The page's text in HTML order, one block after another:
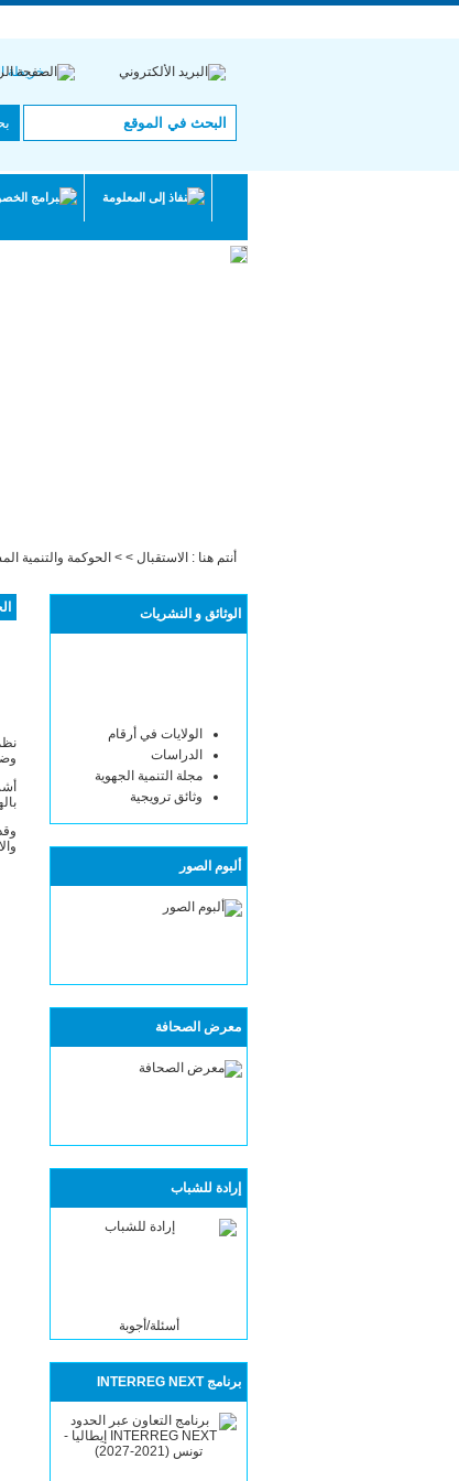
خريطة
البرامج النفاذ إلى المعلومة
أنتم هنا : الاستقبال > > الحوكمة والتنمية
الوثائق و النشريات
الولايات في أرقام
الدراسات
مجلة التنمية الجهوية
وثائق ترويجية
ألبوم الصور
معرض الصحافة
إرادة للشباب
أسئلة/أجوبة
برنامج INTERREG NEXT